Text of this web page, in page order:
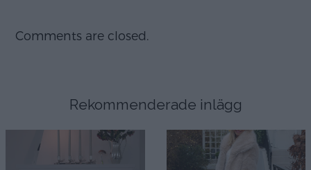
Comments are closed.
Rekommenderade inlägg